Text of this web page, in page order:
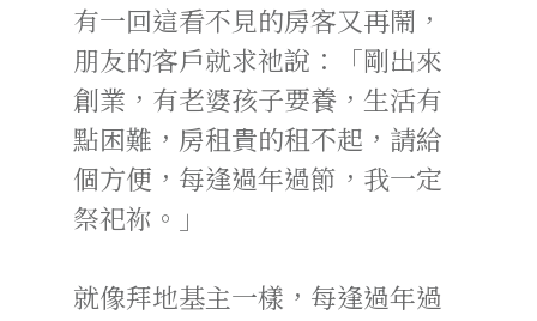
有一回這看不見的房客又再鬧，
朋友的客戶就求祂說：「剛出來
創業，有老婆孩子要養，生活有
點困難，房租貴的租不起，請給
個方便，每逢過年過節，我一定
祭祀祢。」
就像拜地基主一樣，每逢過年過